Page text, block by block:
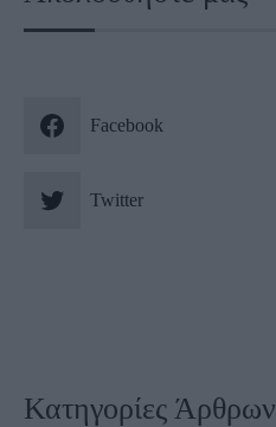
Facebook
Twitter
Κατηγορίες Άρθρων